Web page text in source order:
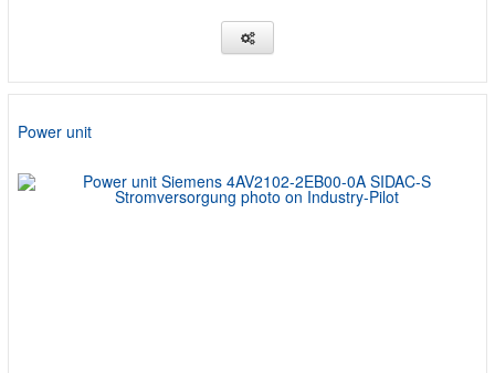
Power unit